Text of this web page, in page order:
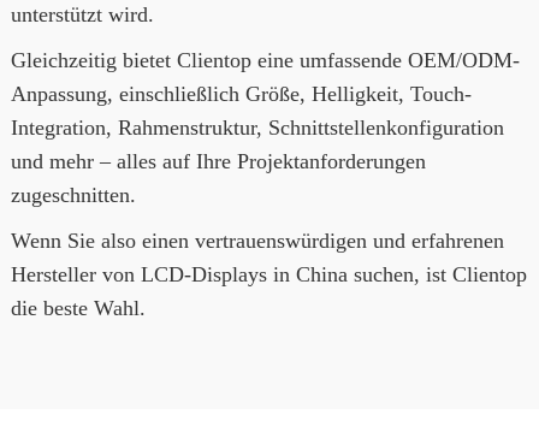
unterstützt wird.
Gleichzeitig bietet Clientop eine umfassende OEM/ODM-
Anpassung, einschließlich Größe, Helligkeit, Touch-
Integration, Rahmenstruktur, Schnittstellenkonfiguration
und mehr – alles auf Ihre Projektanforderungen
zugeschnitten.
Wenn Sie also einen vertrauenswürdigen und erfahrenen
Hersteller von LCD-Displays in China suchen, ist Clientop
die beste Wahl.